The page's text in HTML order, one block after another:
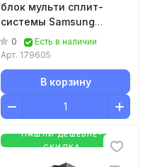
блок мульти сплит-
системы Samsung
AJ026TN1DKH/EA
0
Есть в наличии
Арт. 179605
В корзину
НАШЛИ ДЕШЕВЛЕ-
СКИДКА